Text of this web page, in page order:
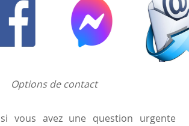
Options de contact
si vous avez une question urgente